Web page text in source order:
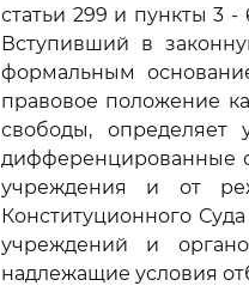
статьи 299 и пункты 3
Вступивший в
формальным
правовое положение
свободы, определяет
дифференцированные
учреждения и от
Конституционного
учреждений и
надлежащие условия